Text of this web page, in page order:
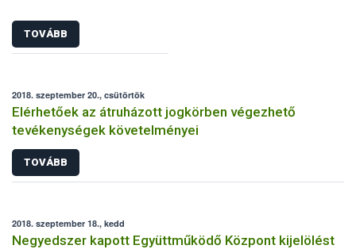
TOVÁBB
2018. szeptember 20., csütörtök
Elérhetőek az átruházott jogkörben végezhető
tevékenységek követelményei
TOVÁBB
2018. szeptember 18., kedd
Negyedszer kapott Együttműködő Központ kijelölést